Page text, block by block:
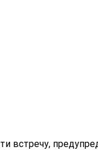
встречу,